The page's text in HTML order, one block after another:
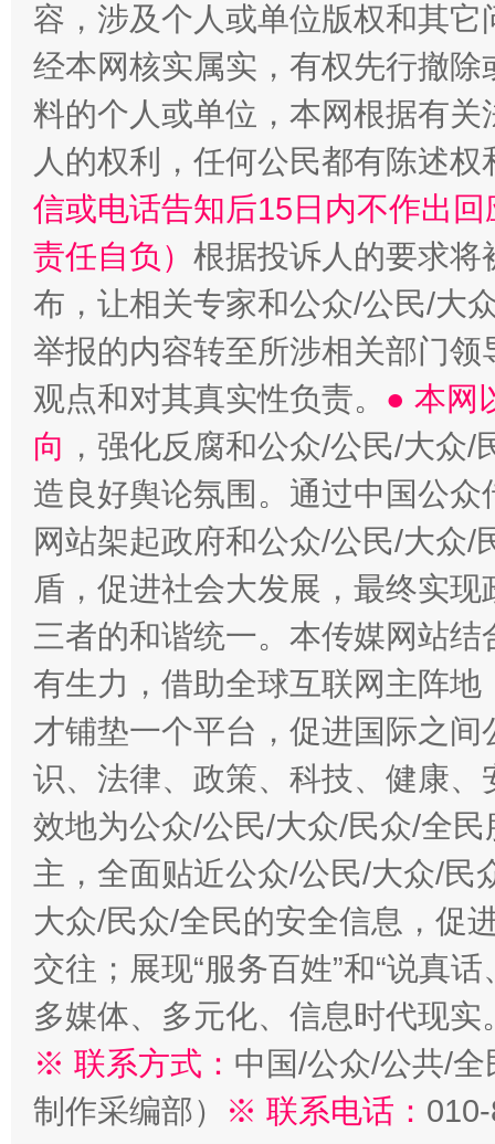
容，涉及个人或单位版权和其它
经本网核实属实，有权先行撤
料的个人或单位，本网根据有
人的权利，任何公民都有陈述
信或电话告知后15日内不作出
责任自负） 根据投诉人的要求将
布，让相关专家和公众/公民/大
举报的内容转至所涉相关部门
观点和对其真实性负责。 ● 本网
向 ，强化反腐和公众/公民/大众
造良好舆论氛围。通过中国公
网站架起政府和公众/公民/大众
盾，促进社会大发展，最终实
三者的和谐统一。本传媒网站
有生力，借助全球互联网主阵
才铺垫一个平台，促进国际之
识、法律、政策、科技、健康
效地为公众/公民/大众/民众/全
主，全面贴近公众/公民/大众/民
大众/民众/全民的安全信息，促
交往；展现“服务百姓”和“说真
多媒体、多元化、信息时代现实
※ 联系方式： 中国/公众/公共/
制作采编部）
※ 联系电话：